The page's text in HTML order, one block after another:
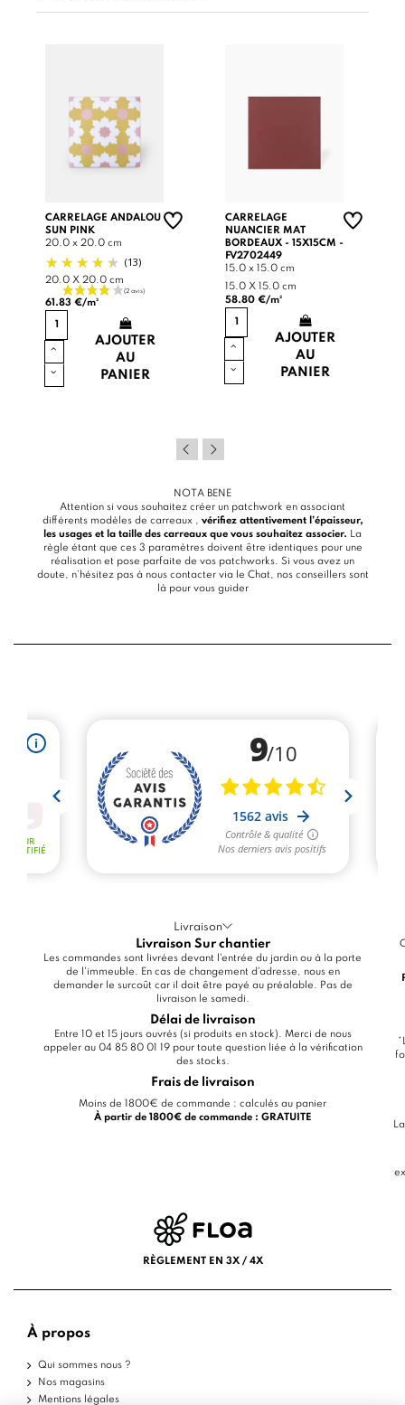
CARRELAGE ANDALOU
SUN PINK
20.0 x 20.0 cm
(13)
20.0 X 20.0 cm
61.83 €/m²
AJOUTER
AU
PANIER
CARRELAGE
NUANCIER MAT
BORDEAUX - 15X15CM -
FV2702449
15.0 x 15.0 cm
15.0 X 15.0 cm
58.80 €/m²
AJOUTER
AU
PANIER
NOTA BENE
Attention si vous souhaitez créer un patchwork en associant
différents modèles de carreaux , vérifiez attentivement l’épaisseur,
les usages et la taille des carreaux que vous souhaitez associer. La
règle étant que ces 3 paramètres doivent être identiques pour une
réalisation et pose parfaite de vos patchworks. Si vous avez un
doute, n’hésitez pas à nous contacter via le Chat, nos conseillers sont
là pour vous guider
Livraison
Livraison Sur chantier
Les commandes sont livrées devant l'entrée du jardin ou à la porte
de l'immeuble. En cas de changement d'adresse, nous en
demander le surcoût car il doit être payé au préalable. Pas de
livraison le samedi.
Délai de livraison
Entre 10 et 15 jours ouvrés (si produits en stock). Merci de nous
appeler au 04 85 80 01 19 pour toute question liée à la vérification
des stocks.
Frais de livraison
Moins de 1800€ de commande : calculés au panier
À partir de 1800€ de commande : GRATUITE
RÈGLEMENT EN 3X / 4X
À propos
Qui sommes nous ?
Nos magasins
Mentions légales